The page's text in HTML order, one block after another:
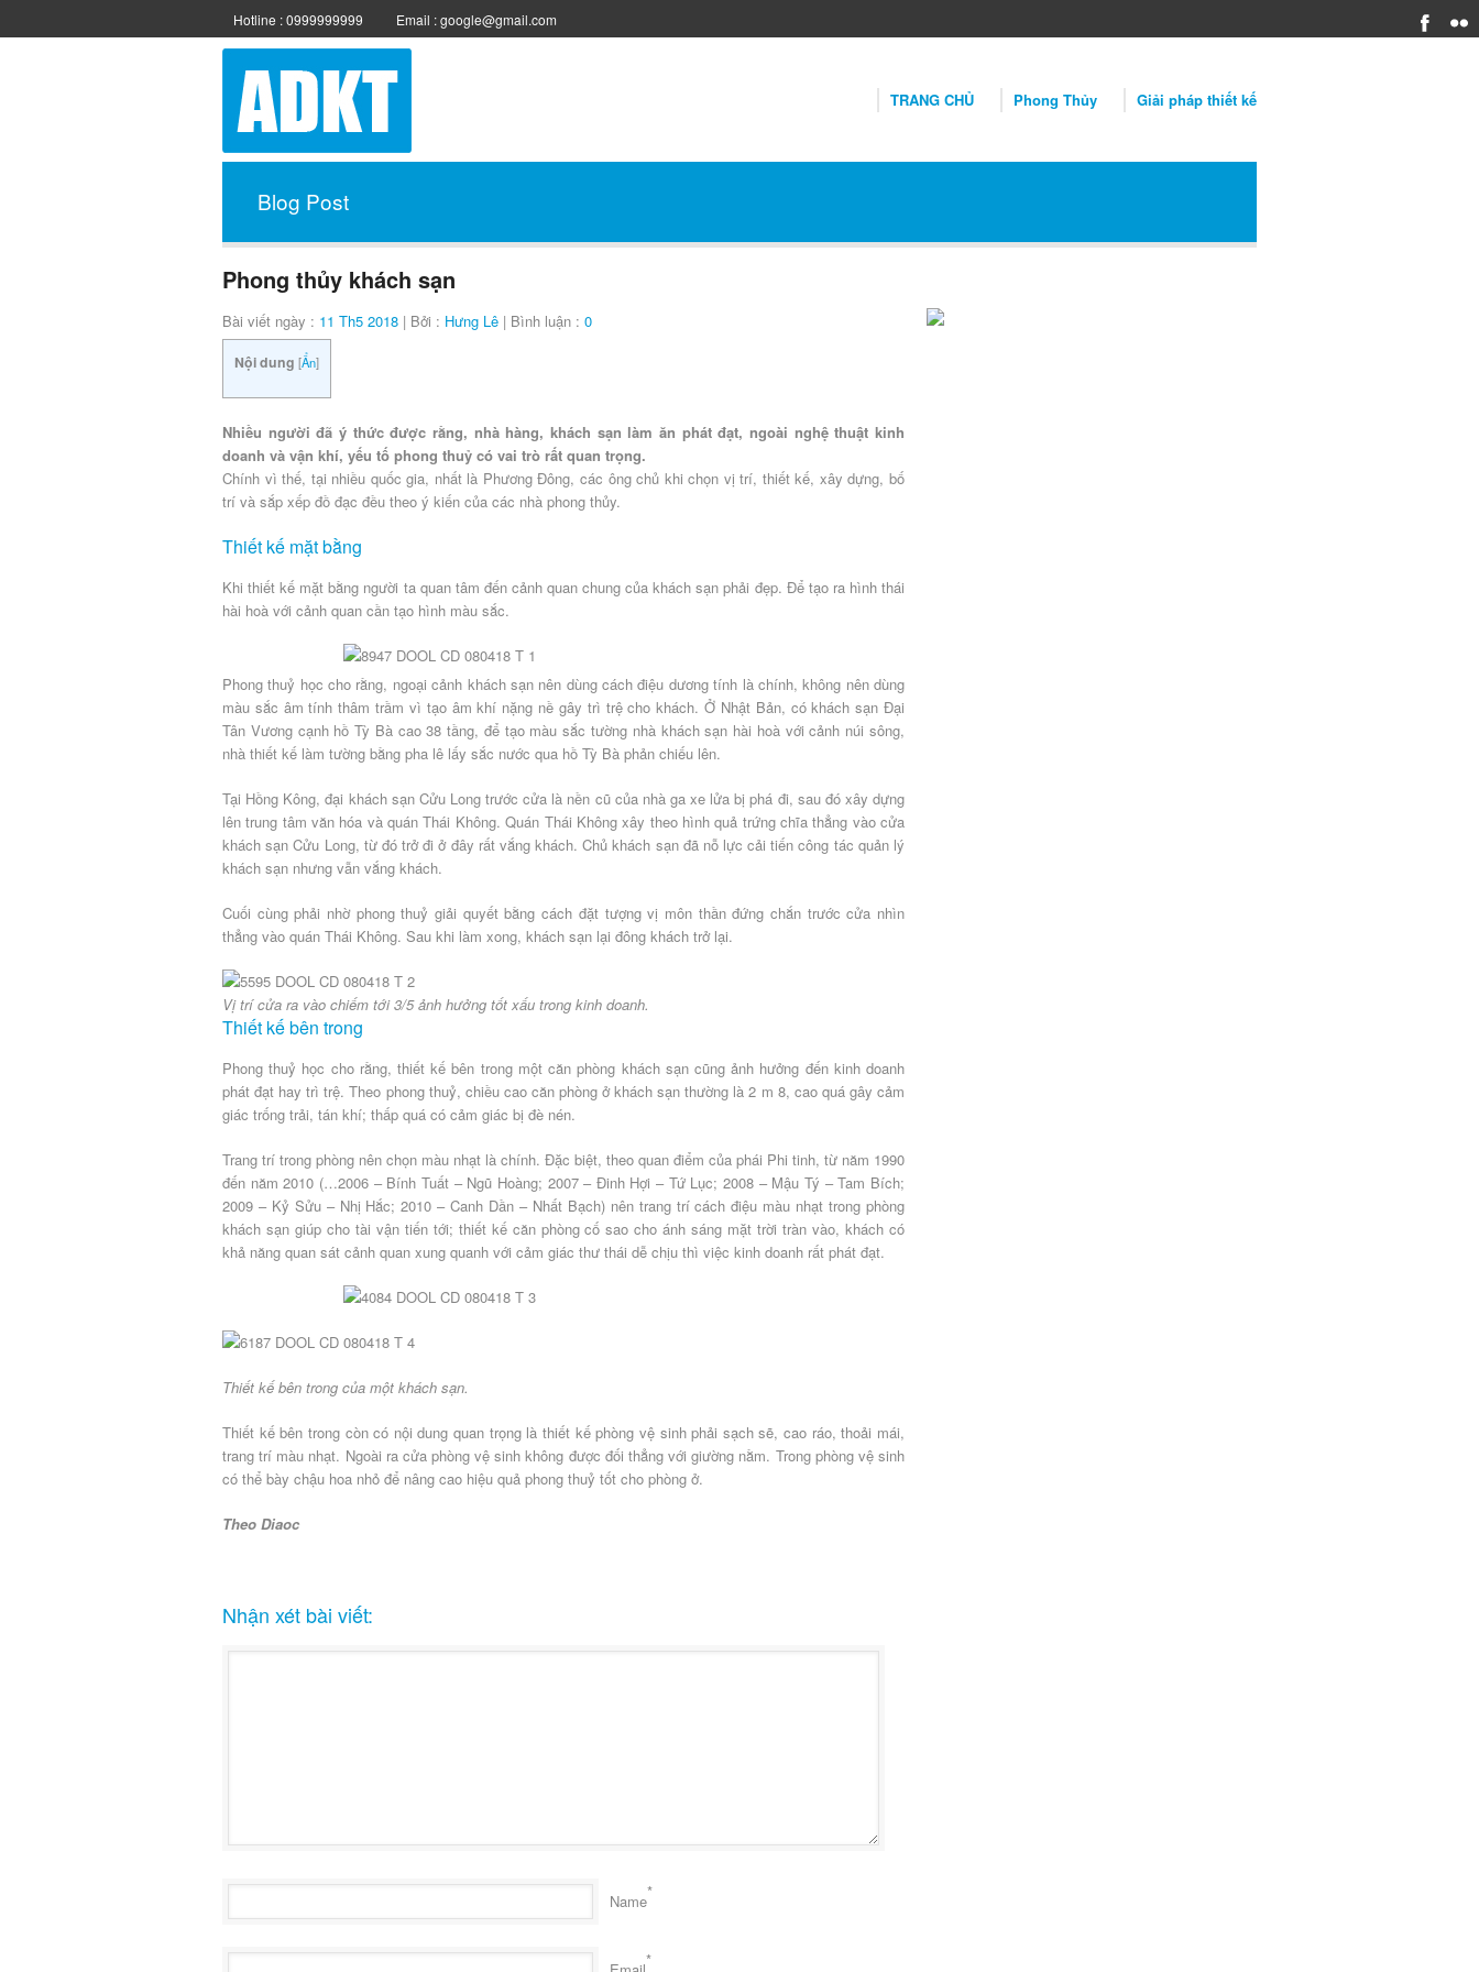
Hotline : 0999999999 Email : google@gmail.com
TRANG CHỦ Phong Thủy Giải pháp thiết kế
Blog Post
Phong thủy khách sạn
Bài viết ngày : 11 Th5 2018 | Bởi : Hưng Lê | Bình luận : 0
Nội dung [Ẩn]
Nhiều người đã ý thức được rằng, nhà hàng, khách sạn làm ăn phát đạt, ngoài nghệ thuật kinh
doanh và vận khí, yếu tố phong thuỷ có vai trò rất quan trọng.
Chính vì thế, tại nhiều quốc gia, nhất là Phương Đông, các ông chủ khi chọn vị trí, thiết kế, xây dựng, bố
trí và sắp xếp đồ đạc đều theo ý kiến của các nhà phong thủy.
Thiết kế mặt bằng
Khi thiết kế mặt bằng người ta quan tâm đến cảnh quan chung của khách sạn phải đẹp. Để tạo ra hình thái
hài hoà với cảnh quan cần tạo hình màu sắc.
Phong thuỷ học cho rằng, ngoại cảnh khách sạn nên dùng cách điệu dương tính là chính, không nên dùng
màu sắc âm tính thâm trầm vì tạo âm khí nặng nề gây trì trệ cho khách. Ở Nhật Bản, có khách sạn Đại
Tân Vương cạnh hồ Tỳ Bà cao 38 tầng, để tạo màu sắc tường nhà khách sạn hài hoà với cảnh núi sông,
nhà thiết kế làm tường bằng pha lê lấy sắc nước qua hồ Tỳ Bà phản chiếu lên.
Tại Hồng Kông, đại khách sạn Cửu Long trước cửa là nền cũ của nhà ga xe lửa bị phá đi, sau đó xây dựng
lên trung tâm văn hóa và quán Thái Không. Quán Thái Không xây theo hình quả trứng chĩa thẳng vào cửa
khách sạn Cửu Long, từ đó trở đi ở đây rất vắng khách. Chủ khách sạn đã nỗ lực cải tiến công tác quản lý
khách sạn nhưng vẫn vắng khách.
Cuối cùng phải nhờ phong thuỷ giải quyết bằng cách đặt tượng vị môn thần đứng chắn trước cửa nhìn
thẳng vào quán Thái Không. Sau khi làm xong, khách sạn lại đông khách trở lại.
Vị trí cửa ra vào chiếm tới 3/5 ảnh hưởng tốt xấu trong kinh doanh.
Thiết kế bên trong
Phong thuỷ học cho rằng, thiết kế bên trong một căn phòng khách sạn cũng ảnh hưởng đến kinh doanh
phát đạt hay trì trệ. Theo phong thuỷ, chiều cao căn phòng ở khách sạn thường là 2 m 8, cao quá gây cảm
giác trống trải, tán khí; thấp quá có cảm giác bị đè nén.
Trang trí trong phòng nên chọn màu nhạt là chính. Đặc biệt, theo quan điểm của phái Phi tinh, từ năm 1990
đến năm 2010 (…2006 – Bính Tuất – Ngũ Hoàng; 2007 – Đinh Hợi – Tứ Lục; 2008 – Mậu Tý – Tam Bích;
2009 – Kỷ Sửu – Nhị Hắc; 2010 – Canh Dần – Nhất Bạch) nên trang trí cách điệu màu nhạt trong phòng
khách sạn giúp cho tài vận tiến tới; thiết kế căn phòng cố sao cho ánh sáng mặt trời tràn vào, khách có
khả năng quan sát cảnh quan xung quanh với cảm giác thư thái dễ chịu thì việc kinh doanh rất phát đạt.
Thiết kế bên trong của một khách sạn.
Thiết kế bên trong còn có nội dung quan trọng là thiết kế phòng vệ sinh phải sạch sẽ, cao ráo, thoải mái,
trang trí màu nhạt. Ngoài ra cửa phòng vệ sinh không được đối thẳng với giường nằm. Trong phòng vệ sinh
có thể bày chậu hoa nhỏ để nâng cao hiệu quả phong thuỷ tốt cho phòng ở.
Theo Diaoc
Nhận xét bài viết:
Name*
*